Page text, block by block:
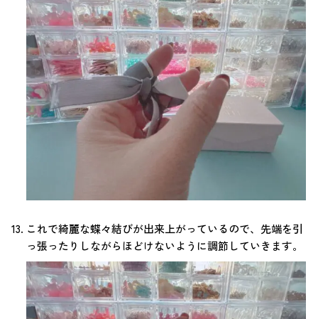
これで綺麗な蝶々結びが出来上がっているので、先端を引
っ張ったりしながらほどけないように調節していきます。